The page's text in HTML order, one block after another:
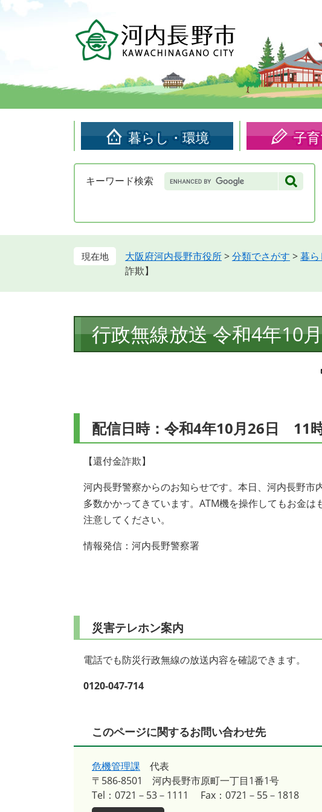
頭
す。
飛
し
暮らし・環境 子
キーワード検索 Google
カ
検
大阪府河内長野市役所>分類でさがす >暮
詐欺】
文
行政無線放送 令和4年10
配信日時：令和4年10月26日 11
【還付金詐欺】
河内長野警察からのお知らせです。本日、河内長野
多数かかってきています。ATM機を操作してもお金
注意してください。
情報発信：河内長野警察署
災害テレホン案内
電話でも防災行政無線の放送内容を確認できます。
0120-047-714
このページに関するお問い合わせ先
危機管理課
代表
〒586-8501
河内長野市原町一丁目1番1号
Tel：0721－53－1111
Fax：0721－55－1818